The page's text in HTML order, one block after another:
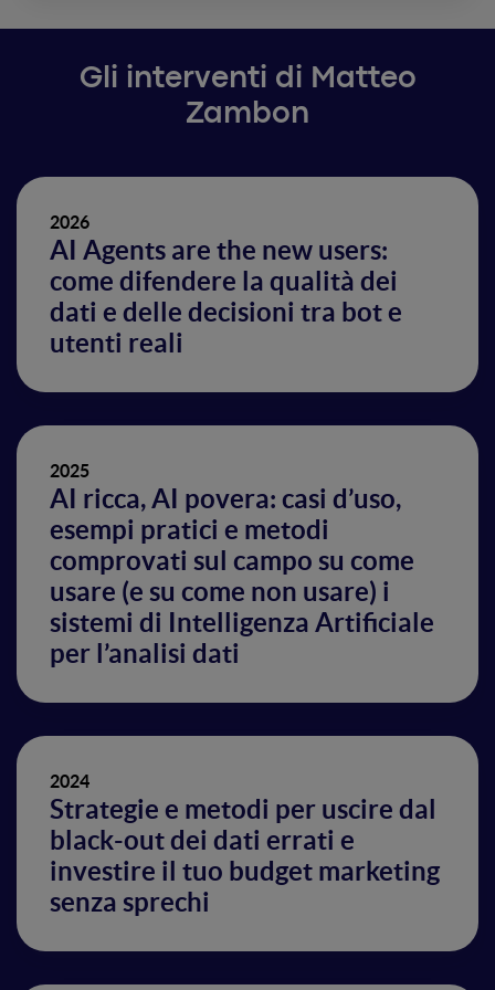
Gli interventi di Matteo
Zambon
2026
AI Agents are the new users:
come difendere la qualità dei
dati e delle decisioni tra bot e
utenti reali
2025
AI ricca, AI povera: casi d’uso,
esempi pratici e metodi
comprovati sul campo su come
usare (e su come non usare) i
sistemi di Intelligenza Artificiale
per l’analisi dati
2024
Strategie e metodi per uscire dal
black-out dei dati errati e
investire il tuo budget marketing
senza sprechi